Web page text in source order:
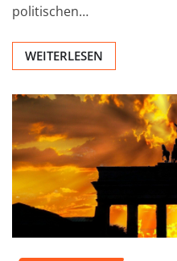
politischen…
WEITERLESEN